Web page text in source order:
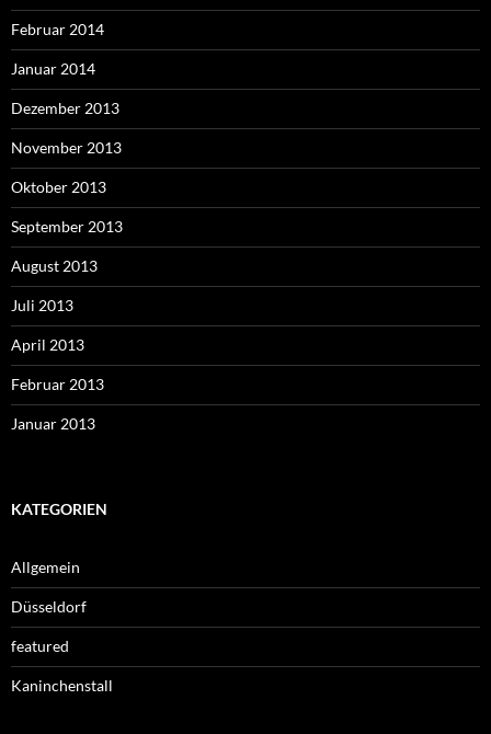
Februar 2014
Januar 2014
Dezember 2013
November 2013
Oktober 2013
September 2013
August 2013
Juli 2013
April 2013
Februar 2013
Januar 2013
KATEGORIEN
Allgemein
Düsseldorf
featured
Kaninchenstall